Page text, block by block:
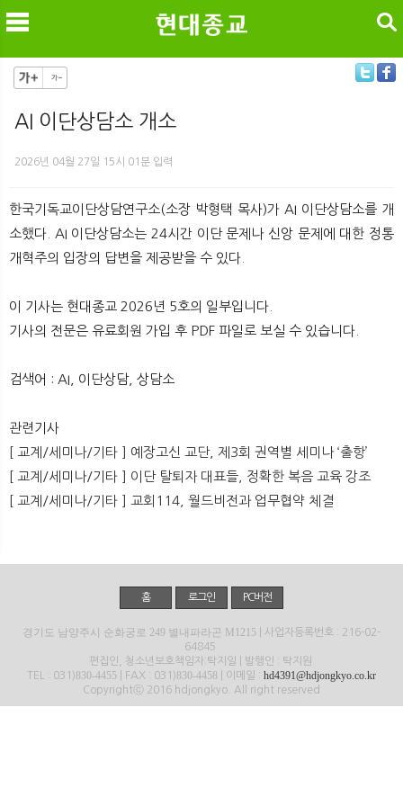
검색
AI 이단상담소 개소
2026년 04월 27일 15시 01분 입력
한국기독교이단상담연구소(소장 박형택 목사)가 AI 이단상담소를 개
소했다. AI 이단상담소는 24시간 이단 문제나 신앙 문제에 대한 정통
개혁주의 입장의 답변을 제공받을 수 있다.
이 기사는 현대종교 2026년 5호의 일부입니다.
기사의 전문은 유료회원 가입 후 PDF 파일로 보실 수 있습니다.
검색어 : AI, 이단상담, 상담소
관련기사
[ 교계/세미나/기타 ] 예장고신 교단, 제3회 권역별 세미나 ‘출항’
[ 교계/세미나/기타 ] 이단 탈퇴자 대표들, 정확한 복음 교육 강조
[ 교계/세미나/기타 ] 교회114, 월드비전과 업무협약 체결
홈 로그인 PC버전
경기도 남양주시 순화궁로 249 별내파라곤 M1215 | 사업자등록번호 : 216-02-
64845
편집인, 청소년보호책임자:탁지일 | 발행인 : 탁지원
TEL : 031)830-4455 | FAX : 031)830-4458 | 이메일 : hd4391@hdjongkyo.co.kr
Copyrightⓒ 2016 hdjongkyo. All right reserved